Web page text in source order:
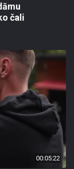
čali
00:05:22